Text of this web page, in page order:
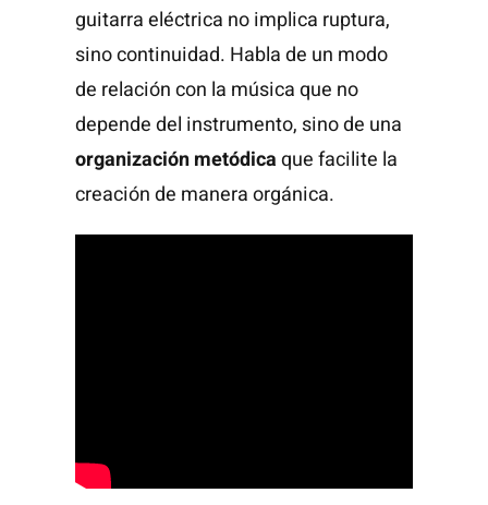
guitarra eléctrica no implica ruptura,
sino continuidad. Habla de un modo
de relación con la música que no
depende del instrumento, sino de una
organización metódicaque facilite la
creación de manera orgánica.